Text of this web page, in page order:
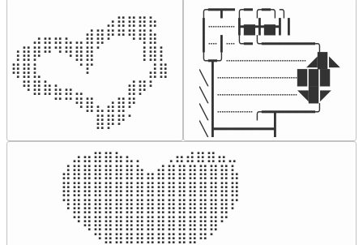
⠀⠀⠀⠀⠀⠀⠀⠀⠀⣠⣶⣶⣶⣦⠀⠀
⠀⠀⣠⣤⣤⣄⣀⣾⣿⠟⠛⠻⢿⣷⠀
⢰⣿⡿⠛⠙⠻⣿⣿⠁⠀⠀⠀⢸⣿⡇
⢿⣿⣇⠀⠀⠀⠈⠏⠀⠀⠀⠀⠀⣼⣿⠀
⠀⠻⣿⣷⣦⣤⣀⠀⠀⠀⠀⣾⡿⠃⠀
⠀⠀⠀⠀⠉⠉⠻⣿⣄⣴⣿⠟⠀⠀⠀
⠀⠀⠀⠀⠀⠀⠀⠀⣿⡿⠟⠁⠀⠀⠀⠀
╭━┳━╭━╭━╮╮
┃┈┈┈┣▅╋▅┫┃
┃┈┃┈╰━╰━━━━━━╮
╰┳╯┈┈┈┈┈┈┈┈┈◢▉◣
╲┃┈┈┈┈┈┈┈┈┈▉▉▉
╲┃┈┈┈┈┈┈┈┈┈◥▉◤
╲┃┈┈┈┈╭━┳━━━━╯
╲┣━━━━━━┫﻿
⠀⣠⣤⣶⣶⣦⣄⡀  ⠀⢀⣤⣴⣶⣶⣤⣀⠀
⣼⣿⣿⣿⣿⣿⣿⣷⣤⣾⣿⣿⣿⣿⣿⣿⣧
⣿⣿⣿⣿⣿⣿⣿⣿⣿⣿⣿⣿⣿⣿⣿⣿⣿
⠹⣿⣿⣿⣿⣿⣿⣿⣿⣿⣿⣿⣿⣿⣿⣿⠏
⠀⠙⢿⣿⣿⣿⣿⣿⣿⣿⣿⣿⣿⣿⣿⠋⠀
⠀⠀⠀⠙⢿⣿⣿⣿⣿⣿⣿⣿⡿⠛⠁⠀⠀